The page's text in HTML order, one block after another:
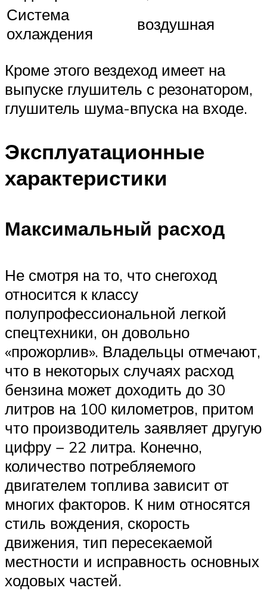
Система
охлаждения
воздушная
Кроме этого вездеход имеет на
выпуске глушитель с резонатором,
глушитель шума-впуска на входе.
Эксплуатационные
характеристики
Максимальный расход
Не смотря на то, что снегоход
относится к классу
полупрофессиональной легкой
спецтехники, он довольно
«прожорлив». Владельцы отмечают,
что в некоторых случаях расход
бензина может доходить до 30
литров на 100 километров, притом
что производитель заявляет другую
цифру − 22 литра. Конечно,
количество потребляемого
двигателем топлива зависит от
многих факторов. К ним относятся
стиль вождения, скорость
движения, тип пересекаемой
местности и исправность основных
ходовых частей.